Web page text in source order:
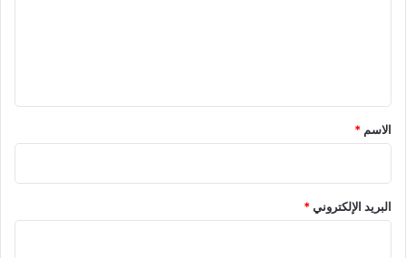
*
الاسم *
البريد الإلكتروني*